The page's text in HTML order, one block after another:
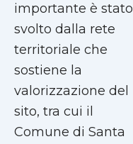
importante è stato
svolto dalla rete
territoriale che
sostiene la
valorizzazione del
sito, tra cui il
Comune di Santa